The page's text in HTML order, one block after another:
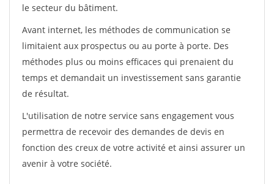
le secteur du bâtiment.
Avant internet, les méthodes de communication se
limitaient aux prospectus ou au porte à porte. Des
méthodes plus ou moins efficaces qui prenaient du
temps et demandait un investissement sans garantie
de résultat.
L'utilisation de notre service sans engagement vous
permettra de recevoir des demandes de devis en
fonction des creux de votre activité et ainsi assurer un
avenir à votre société.